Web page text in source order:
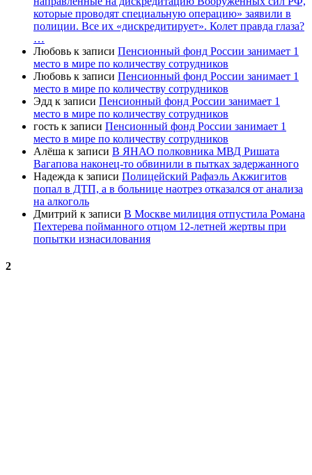
которые проводят специальную операцию» заявили в
полиции. Все их «дискредитирует». Колет правда глаза?
…
Любовь к записи Пенсионный фонд России занимает 1
место в мире по количеству сотрудников
Любовь к записи Пенсионный фонд России занимает 1
место в мире по количеству сотрудников
Эдд к записи Пенсионный фонд России занимает 1
место в мире по количеству сотрудников
гость к записи Пенсионный фонд России занимает 1
место в мире по количеству сотрудников
Алёша к записи В ЯНАО полковника МВД Ришата
Вагапова наконец-то обвинили в пытках задержанного
Надежда к записи Полицейский Рафаэль Акжигитов
попал в ДТП, а в больнице наотрез отказался от анализа
на алкоголь
Дмитрий к записи В Москве милиция отпустила Романа
Пехтерева пойманного отцом 12-летней жертвы при
попытки изнасилования
2